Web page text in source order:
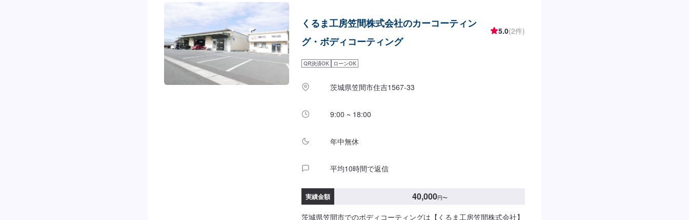
だければ作業開始【4】仕上がり次第納車-----納期について-----納期は
通常2日～3日程度で納車となります。(要相談)納期は前後する場合が
ございます。予めご了承ください。-----ご来店時の注意、受付方法---
の空いているスペースに駐車してください。受付はスタッフへ「メン
日・営業時間】定休日：日曜日、祝日、第二土曜日営業時間：
くるま工房笠間株式会社のカーコーティン
グ・ボディコーティング
5.0(2件)
QR決済OK ローンOK
茨城県笠間市住吉1567-33
9:00 ~ 18:00
年中無休
平均10時間で返信
実績金額 40,000円〜
茨城県笠間市でのボディコーティングは【くるま工房笠間株式会社】